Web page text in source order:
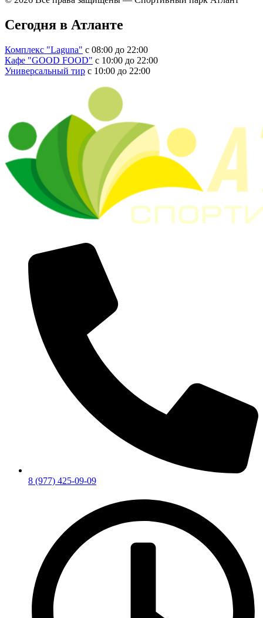
Сегодня в Атланте
Комплекс "Laguna" с 08:00 до 22:00
Кафе "GOOD FOOD" с 10:00 до 22:00
Универсальный тир с 10:00 до 22:00
8 (977) 425-09-09